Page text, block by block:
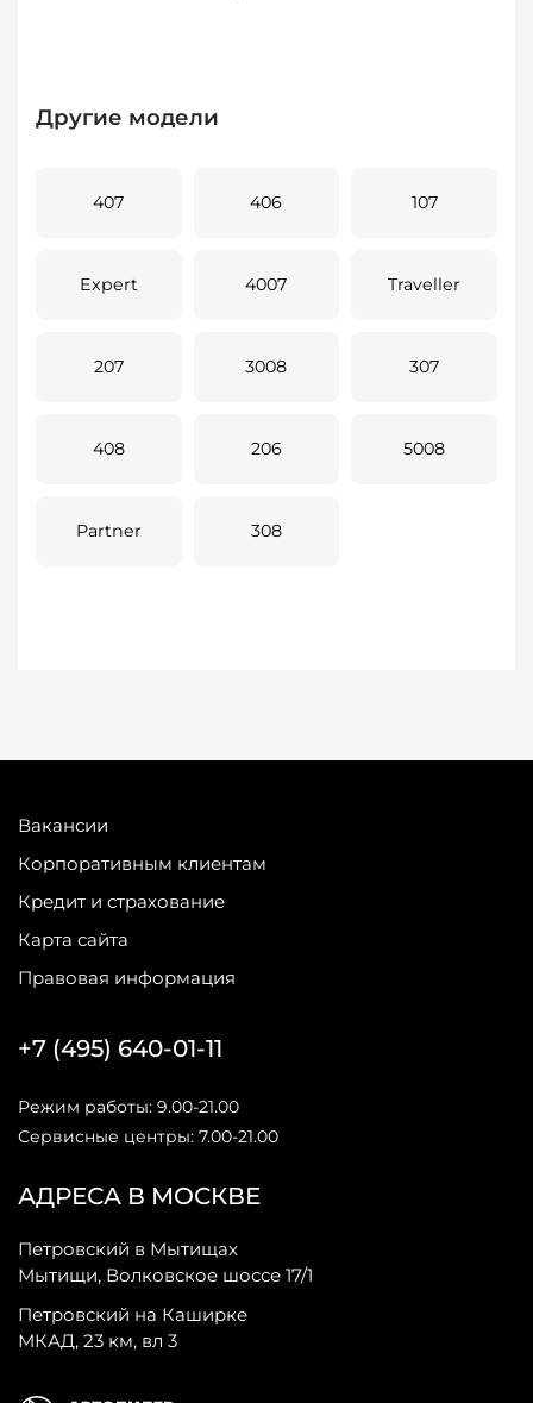
Другие модели
407 406 107
Expert 4007 Traveller
207 3008 307
408 206 5008
Partner 308
Вакансии
Корпоративным клиентам
Кредит и страхование
Карта сайта
Правовая информация
АДРЕСА В МОСКВЕ
Петровский в Мытищах
Мытищи, Волковское шоссе 17/1
Петровский на Каширке
МКАД, 23 км, вл 3
+7 (495) 640-01-11
Режим работы: 9.00-21.00
Сервисные центры: 7.00-21.00